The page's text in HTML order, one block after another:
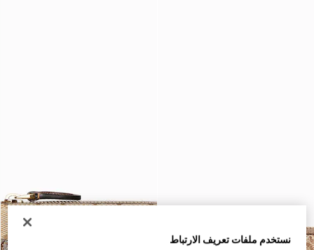
نستخدم ملفات تعريف الارتباط